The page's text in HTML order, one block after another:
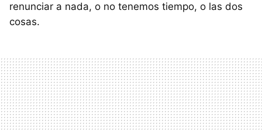
renunciar a nada, o no tenemos tiempo, o las dos
cosas.